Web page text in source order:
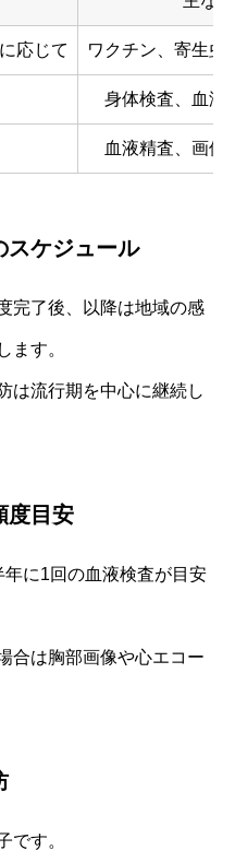
応じて ワクチン、寄生虫
身体検査、血液
血液精査、画像
スケジュール
完了後、以降は地域の感
ます。
は流行期を中心に継続し
度目安
に1回の血液検査が目安
合は胸部画像や心エコー
です。